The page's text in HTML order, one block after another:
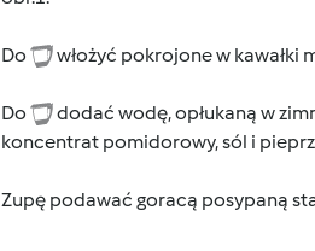
Do włożyć pokrojone w kawałki
Do
dodać wodę, opłukaną w
koncentrat pomidorowy, sól i
Zupę podawać goracą posypaną